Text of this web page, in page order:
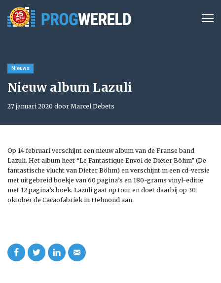
Nieuws
Nieuw album Lazuli
27 januari 2020 door Marcel Debets
Op 14 februari verschijnt een nieuw album van de Franse band
Lazuli. Het album heet “Le Fantastique Envol de Dieter Böhm” (De
fantastische vlucht van Dieter Böhm) en verschijnt in een cd-versie
met uitgebreid boekje van 60 pagina’s en 180-grams vinyl-editie
met 12 pagina’s boek. Lazuli gaat op tour en doet daarbij op 30
oktober de Cacaofabriek in Helmond aan.